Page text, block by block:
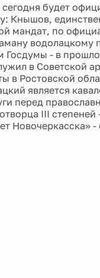
будет
Кнышов,
мандат, по
водолацкому
Госдумы - в
в Советской
в Ростовской
является
перед
III степеней
Новочеркасска» -